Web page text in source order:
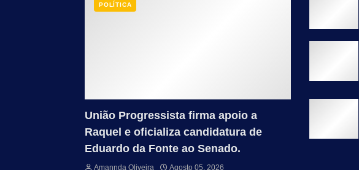
POLÍTICA
União Progressista firma apoio a
Raquel e oficializa candidatura de
Eduardo da Fonte ao Senado.
Amannda Oliveira Agosto 05, 2026